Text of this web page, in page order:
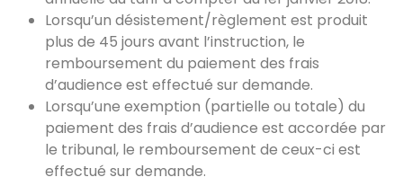
Lorsqu’un désistement/règlement est produit
plus de 45 jours avant l’instruction, le
remboursement du paiement des frais
d’audience est effectué sur demande.
Lorsqu’une exemption (partielle ou totale) du
paiement des frais d’audience est accordée par
le tribunal, le remboursement de ceux-ci est
effectué sur demande.